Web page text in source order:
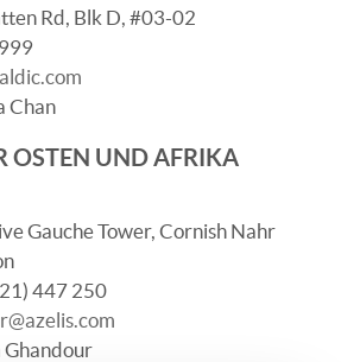
Rd, Blk D, #03-02
Chan
OSTEN UND AFRIKA
Gauche Tower, Cornish Nahr
447 250
Ghandour